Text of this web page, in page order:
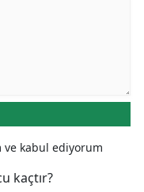
ve kabul ediyorum
kaçtır?